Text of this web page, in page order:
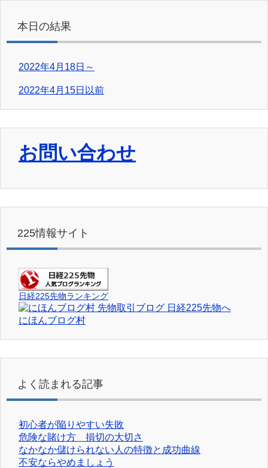
本日の結果
2022年4月18日～
2022年4月15日以前
お問い合わせ
225情報サイト
日経225先物ランキング
にほんブログ村
よく読まれる記事
初心者が陥りやすい失敗
危険な賭け方 損切の大切さ
なかなか儲けられない人の特徴と成功曲線
不安ならやめましょう